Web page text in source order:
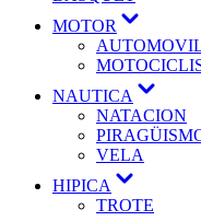
MOTOR
NAUTICA
NATACION
VELA
HIPICA
TROTE